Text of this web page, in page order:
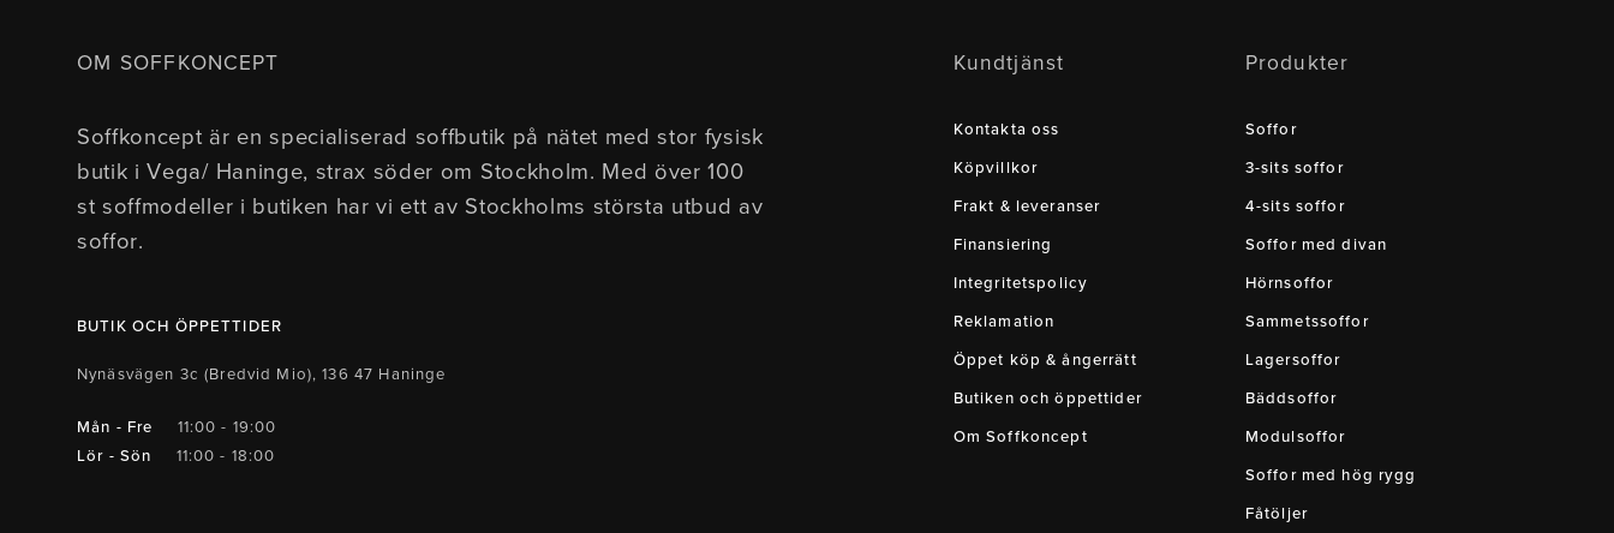
OM SOFFKONCEPT
Soffkoncept är en specialiserad soffbutik på nätet med stor fysisk
butik i Vega/ Haninge, strax söder om Stockholm. Med över 100
st soffmodeller i butiken har vi ett av Stockholms största utbud av
soffor.
BUTIK OCH ÖPPETTIDER
Nynäsvägen 3c (Bredvid Mio), 136 47 Haninge
Mån - Fre
11:00 - 19:00
Lör - Sön
11:00 - 18:00
Kundtjänst
Kontakta oss
Köpvillkor
Frakt & leveranser
Finansiering
Integritetspolicy
Reklamation
Öppet köp & ångerrätt
Butiken och öppettider
Om Soffkoncept
Produkter
Soffor
3-sits soffor
4-sits soffor
Soffor med divan
Hörnsoffor
Sammetssoffor
Lagersoffor
Bäddsoffor
Modulsoffor
Soffor med hög rygg
Fåtöljer